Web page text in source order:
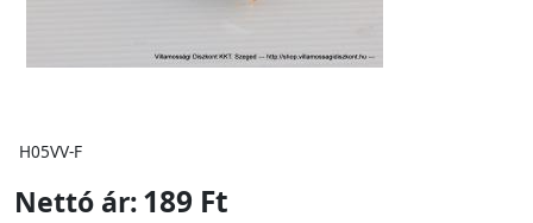
H05VV-F
Nettó ár:189 Ft